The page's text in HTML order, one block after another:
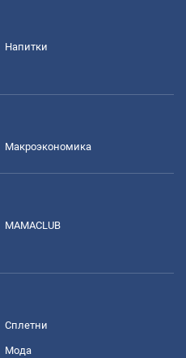
Напитки
Mакроэкономика
MAMACLUB
Сплетни
Мода